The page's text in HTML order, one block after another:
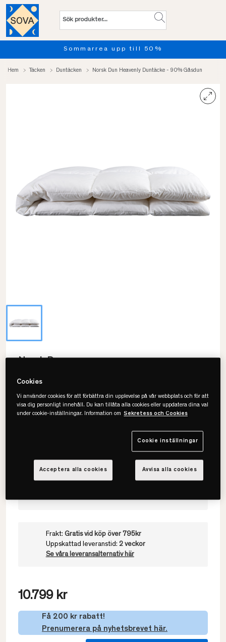
Provsov upp till 100
Hem Täcken Duntäcken Norsk Dun Heavenly Duntäcke - 90% Gåsdun
Välj storlek
Välj värmegrad
Frakt: Gratis vid köp över 795kr
Uppskattad leveranstid: 2 veckor
Se våra leveransalternativ här
10.799 kr
Få 200 kr rabatt!
Prenumerera på nyhetsbrevet här.
Cookies
Vi använder cookies för att förbättra din upplevelse på vår webbplats och för att
visa dig personligt innehåll. Du kan tillåta alla cookies eller uppdatera dina val
under cookie-inställningar. Information om Sekretess och Cookies
Cookie inställningar
Avvisa alla cookies
Acceptera alla cookies